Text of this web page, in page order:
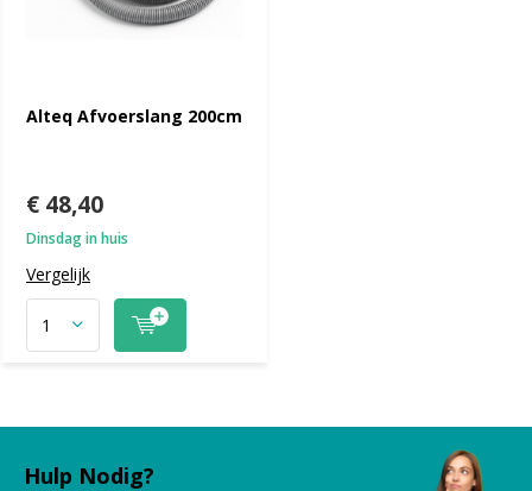
Alteq Afvoerslang 200cm
€ 48,40
Dinsdag in huis
Vergelijk
Hulp Nodig?